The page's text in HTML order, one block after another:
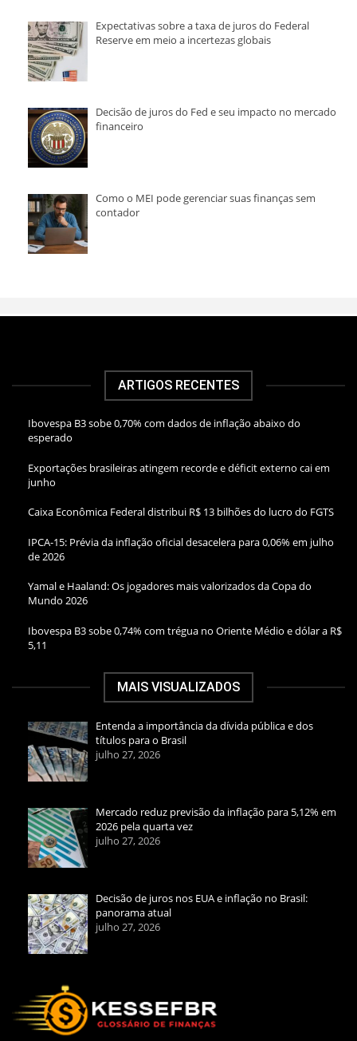
Expectativas sobre a taxa de juros do Federal
Reserve em meio a incertezas globais
Decisão de juros do Fed e seu impacto no mercado
financeiro
Como o MEI pode gerenciar suas finanças sem
contador
ARTIGOS RECENTES
Ibovespa B3 sobe 0,70% com dados de inflação abaixo do
esperado
Exportações brasileiras atingem recorde e déficit externo cai em
junho
Caixa Econômica Federal distribui R$ 13 bilhões do lucro do FGTS
IPCA-15: Prévia da inflação oficial desacelera para 0,06% em julho
de 2026
Yamal e Haaland: Os jogadores mais valorizados da Copa do
Mundo 2026
Ibovespa B3 sobe 0,74% com trégua no Oriente Médio e dólar a R$
5,11
MAIS VISUALIZADOS
Entenda a importância da dívida pública e dos
títulos para o Brasil
julho 27, 2026
Mercado reduz previsão da inflação para 5,12% em
2026 pela quarta vez
julho 27, 2026
Decisão de juros nos EUA e inflação no Brasil:
panorama atual
julho 27, 2026